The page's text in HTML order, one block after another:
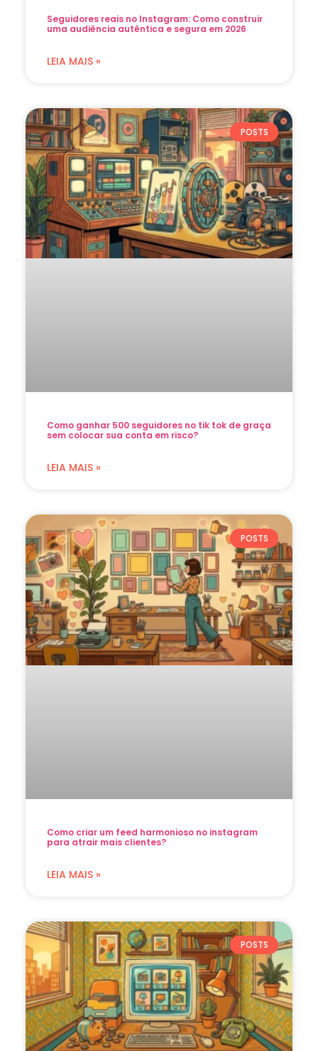
Seguidores reais no Instagram: Como construir
uma audiência autêntica e segura em 2026
LEIA MAIS »
POSTS
Como ganhar 500 seguidores no tik tok de graça
sem colocar sua conta em risco?
LEIA MAIS »
POSTS
Como criar um feed harmonioso no instagram
para atrair mais clientes?
LEIA MAIS »
POSTS